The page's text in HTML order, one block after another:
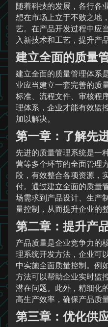
随着科技的发展，各行各
想在市场上立于不败之地
艺。在产品开发过程中应
入新技术和工艺，提升产
建立全面的质量
建立全面的质量管理体系
业应当建立一套完善的质
标准、流程文件、审核程
理体系，企业才能有效监
加以解决。
第一章：了解先
先进的质量管理系统是一
营等多个环节的全面管理
段，有效整合各项资源，
付。通过建立全面的质量
场需求到产品设计、生产
量控制，从而提升企业的
第二章：提升产
产品质量是企业竞争力的
理系统开发方法，企业可
中实施全面质量控制。例
方法可以帮助企业实时监
潜在问题。此外，精细化
高生产效率，确保产品质
第三章：优化供